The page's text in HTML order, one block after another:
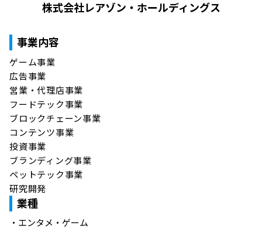
株式会社レアゾン・ホールディングス
事業内容
ゲーム事業
広告事業
営業・代理店事業
フードテック事業
ブロックチェーン事業
コンテンツ事業
投資事業
ブランディング事業
ペットテック事業
研究開発
業種
・ エンタメ・ゲーム